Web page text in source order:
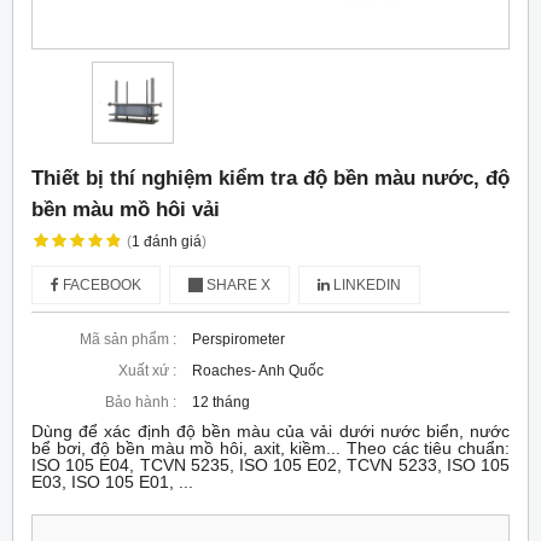
Thiết bị thí nghiệm kiểm tra độ bền màu nước, độ
bền màu mồ hôi vải
(1 đánh giá)
FACEBOOK SHARE X LINKEDIN
Mã sản phẩm :
Perspirometer
Xuất xứ :
Roaches- Anh Quốc
Bảo hành :
12 tháng
Dùng để xác định độ bền màu của vải dưới nước biển, nước
bể bơi, độ bền màu mồ hôi, axit, kiềm... Theo các tiêu chuẩn:
ISO 105 E04, TCVN 5235, ISO 105 E02, TCVN 5233, ISO 105
E03, ISO 105 E01, ...